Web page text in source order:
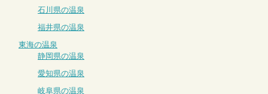
石川県の温泉
福井県の温泉
東海の温泉
静岡県の温泉
愛知県の温泉
岐阜県の温泉